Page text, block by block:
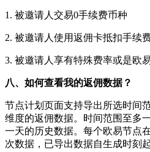
1. 被邀请人交易0手续费币种
2. 被邀请人使用返佣卡抵扣手续
3. 被邀请人享有特殊费率或是欧
八、如何查看我的返佣数据？
节点计划页面支持导出所选时间
维度的返佣数据。时间范围至多
一天的历史数据。每个欧易节点
次数据，已导出数据自生成时刻